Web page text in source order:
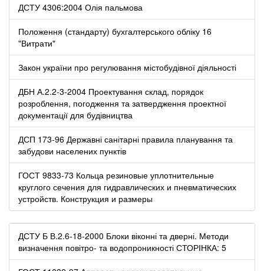
ДСТУ 4306:2004 Олія пальмова
Положення (стандарту) бухгалтерського обліку 16
"Витрати"
Закон україни про регулювання містобудівної діяльності
ДБН А.2.2-3-2004 Проектування склад, порядок
розроблення, погодження та затвердження проектної
документації для будівництва
ДСП 173-96 Державні санітарні правила планування та
забудови населених пунктів
ГОСТ 9833-73 Кольца резиновые уплотнительные
круглого сечения для гидравлических и пневматических
устройств. Конструкция и размеры
ДСТУ Б В.2.6-18-2000 Блоки віконні та дверні. Методи
визначення повітро- та водопроникності СТОРІНКА: 5